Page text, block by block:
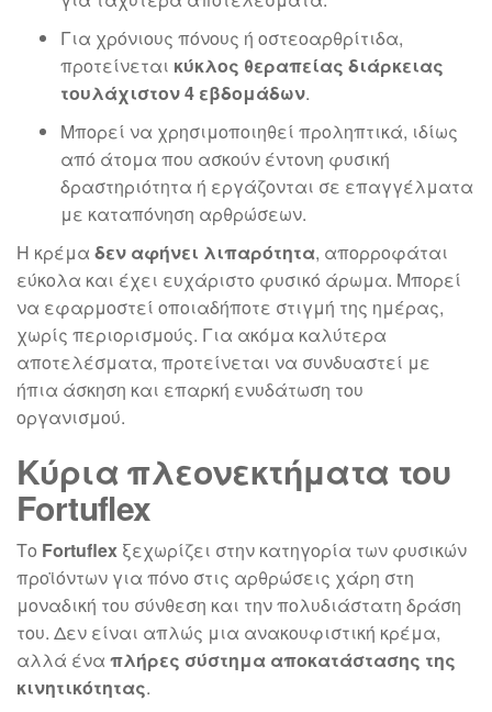
Για χρόνιους πόνους ή οστεοαρθρίτιδα,
προτείνεται κύκλος θεραπείας διάρκειας
τουλάχιστον 4 εβδομάδων.
Μπορεί να χρησιμοποιηθεί προληπτικά, ιδίως
από άτομα που ασκούν έντονη φυσική
δραστηριότητα ή εργάζονται σε επαγγέλματα
με καταπόνηση αρθρώσεων.
Η κρέμα δεν αφήνει λιπαρότητα, απορροφάται
εύκολα και έχει ευχάριστο φυσικό άρωμα. Μπορεί
να εφαρμοστεί οποιαδήποτε στιγμή της ημέρας,
χωρίς περιορισμούς. Για ακόμα καλύτερα
αποτελέσματα, προτείνεται να συνδυαστεί με
ήπια άσκηση και επαρκή ενυδάτωση του
οργανισμού.
Κύρια πλεονεκτήματα του
Fortuflex
Το Fortuflex ξεχωρίζει στην κατηγορία των φυσικών
προϊόντων για πόνο στις αρθρώσεις χάρη στη
μοναδική του σύνθεση και την πολυδιάστατη δράση
του. Δεν είναι απλώς μια ανακουφιστική κρέμα,
αλλά ένα πλήρες σύστημα αποκατάστασης της
κινητικότητας.